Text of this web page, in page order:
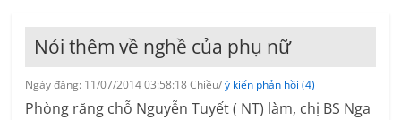
Nói thêm về nghề của phụ nữ
Ngày đăng: 11/07/2014 03:58:18 Chiều/ý kiến phản hồi (4)
Phòng răng chỗ Nguyễn Tuyết ( NT) làm, chị BS Nga